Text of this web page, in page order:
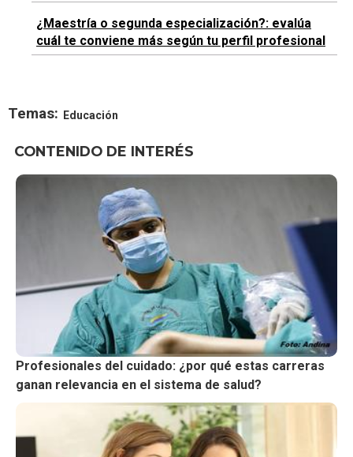
¿Maestría o segunda especialización?: evalúa
cuál te conviene más según tu perfil profesional
Temas: Educación
CONTENIDO DE INTERÉS
Profesionales del cuidado: ¿por qué estas carreras
ganan relevancia en el sistema de salud?